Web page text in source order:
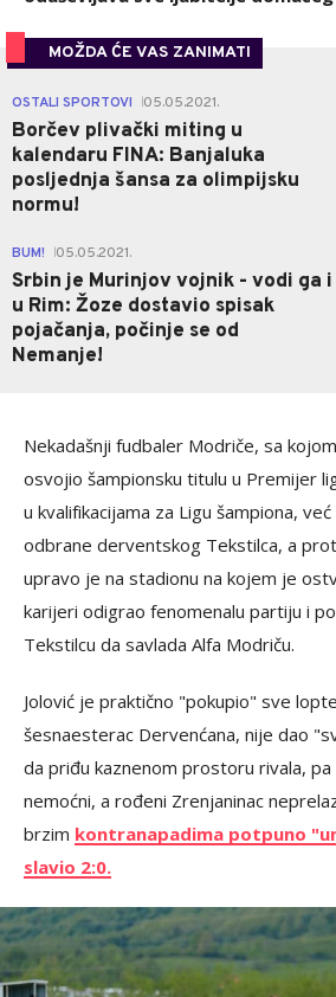
MOŽDA ĆE VAS ZANIMATI
OSTALI SPORTOVI 05.05.2021.
Borčev plivački miting u
kalendaru FINA: Banjaluka
posljednja šansa za olimpijsku
normu!
BUM! 05.05.2021.
Srbin je Murinjov vojnik - vodi ga i
u Rim: Žoze dostavio spisak
pojačanja, počinje se od
Nemanje!
Nekadašnji fudbaler Modriče, sa
osvojio šampionsku titulu u Premijer
u kvalifikacijama za Ligu šampiona,
odbrane derventskog Tekstilca, a
upravo je na stadionu na kojem je
karijeri odigrao fenomenalu partiju i
Tekstilcu da savlada Alfa Modriču.
Jolović je praktično "pokupio" sve
šesnaesterac Dervenćana, nije dao
da priđu kaznenom prostoru rivala,
nemoćni, a rođeni Zrenjaninac
brzim kontranapadima potpuno
slavio 2:0.